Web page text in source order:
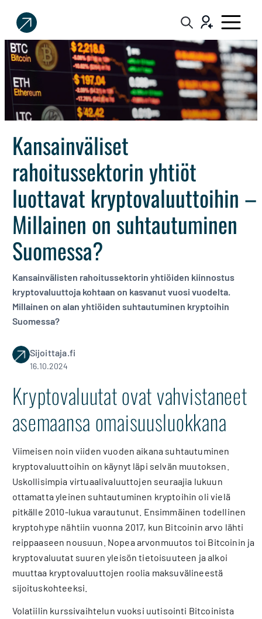
Sijoittaja.fi
Tee
parempia
sijoituspäätöksiä
Kansainväliset
rahoitussektorin yhtiöt
luottavat kryptovaluuttoihin –
Millainen on suhtautuminen
Suomessa?
Kansainvälisten rahoitussektorin yhtiöiden kiinnostus
kryptovaluuttoja kohtaan on kasvanut vuosi vuodelta.
Millainen on alan yhtiöiden suhtautuminen kryptoihin
Suomessa?
Sijoittaja.fi
16.10.2024
Kryptovaluutat ovat vahvistaneet
asemaansa omaisuusluokkana
Viimeisen noin viiden vuoden aikana suhtautuminen
kryptovaluuttoihin on käynyt läpi selvän muutoksen.
Uskollisimpia virtuaalivaluuttojen seuraajia lukuun
ottamatta yleinen suhtautuminen kryptoihin oli vielä
pitkälle 2010-lukua varautunut. Ensimmäinen todellinen
kryptohype nähtiin vuonna 2017, kun Bitcoinin arvo lähti
reippaaseen nousuun. Nopea arvonmuutos toi Bitcoinin ja
kryptovaluutat suuren yleisön tietoisuuteen ja alkoi
muuttaa kryptovaluuttojen roolia maksuvälineestä
sijoituskohteeksi.
Volatiilin kurssivaihtelun vuoksi uutisointi Bitcoinista